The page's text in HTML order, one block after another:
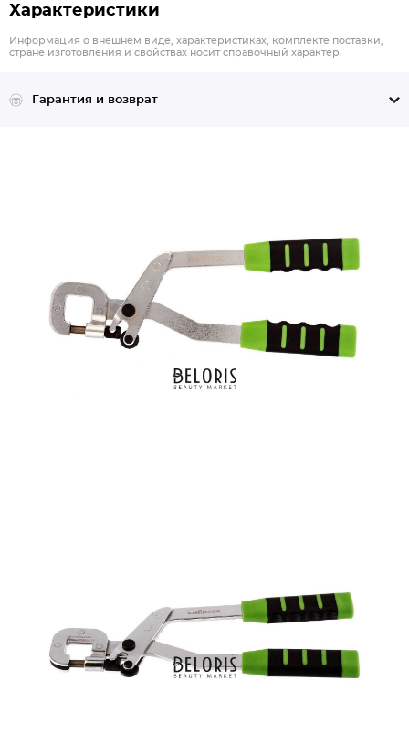
Характеристики
Информация о внешнем виде, характеристиках, комплекте поставки,
стране изготовления и свойствах носит справочный характер.
Гарантия и возврат